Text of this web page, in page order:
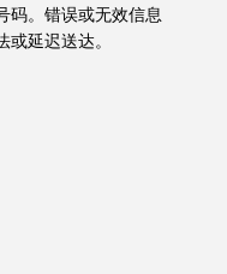
码。错误或无效信息
或延迟送达。